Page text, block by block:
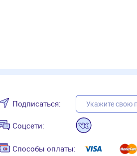
Подписаться:
Соцсети:
Способы оплаты: